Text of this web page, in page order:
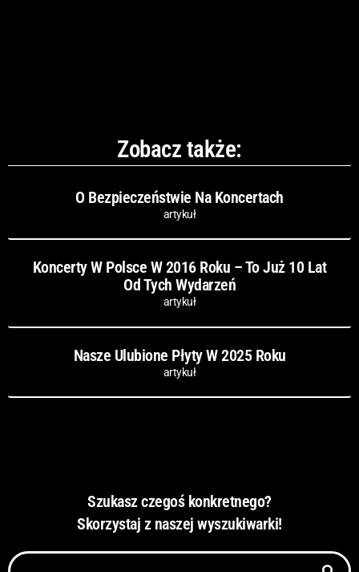
Zobacz także:
O Bezpieczeństwie Na Koncertach
artykuł
Koncerty W Polsce W 2016 Roku – To Już 10 Lat
Od Tych Wydarzeń
artykuł
Nasze Ulubione Płyty W 2025 Roku
artykuł
Szukasz czegoś konkretnego?
Skorzystaj z naszej wyszukiwarki!
Szukaj